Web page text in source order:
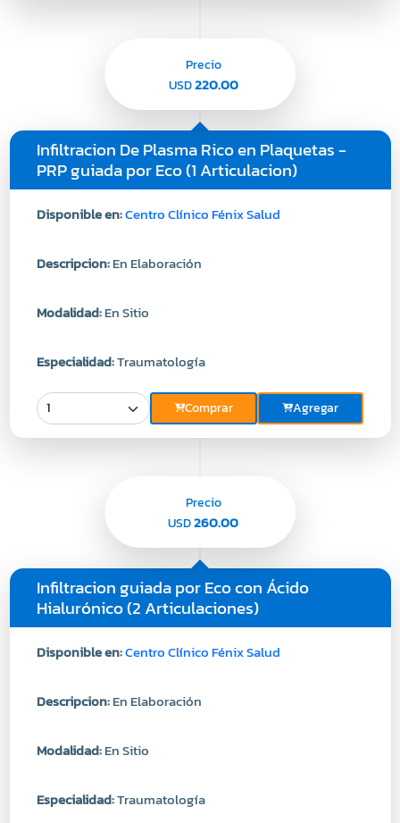
Infiltracion De Plasma Rico en Plaquetas -
PRP guiada por Eco (1 Articulacion)
Disponible en:Centro Clínico Fénix Salud
Descripcion:En Elaboración
Modalidad:En Sitio
Especialidad:Traumatología
Comprar Agregar
Precio
USD220.00
Infiltracion guiada por Eco con Ácido
Hialurónico (2 Articulaciones)
Disponible en:Centro Clínico Fénix Salud
Descripcion:En Elaboración
Modalidad:En Sitio
Especialidad:Traumatología
Precio
USD260.00